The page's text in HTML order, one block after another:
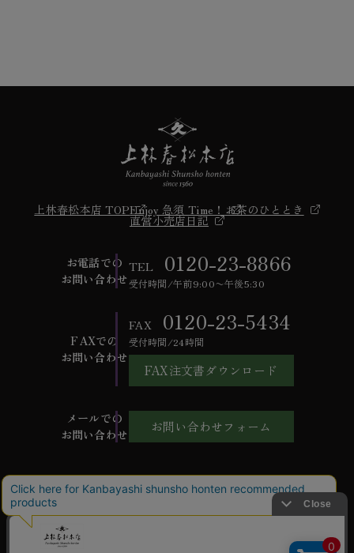
上林春松本店 TOPEnjoy 急須 Time！ お茶のひととき
直営小売店日記
お電話での
お問い合わせ
TEL 0120-23-8866
受付時間/午前9:00〜午後5:30
FAXでの
お問い合わせ
FAX 0120-23-5434
受付時間/24時間
FAX注文書ダウンロード
メールでの
お問い合わせ
お問い合わせフォーム
ご利用ガイドよくあるご質問お問い合わせ
会社概要